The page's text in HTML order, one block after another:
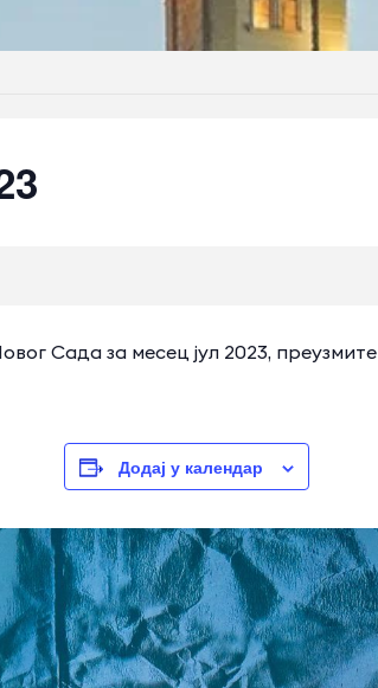
Сада за месец јул 2023, преузмите
Додај у календар